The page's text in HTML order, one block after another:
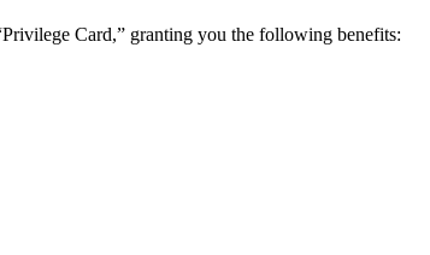
Card,” granting you the following benefits: